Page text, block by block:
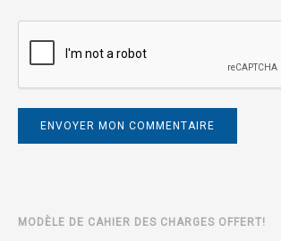
MODÈLE DE CAHIER DES CHARGES OFFERT!